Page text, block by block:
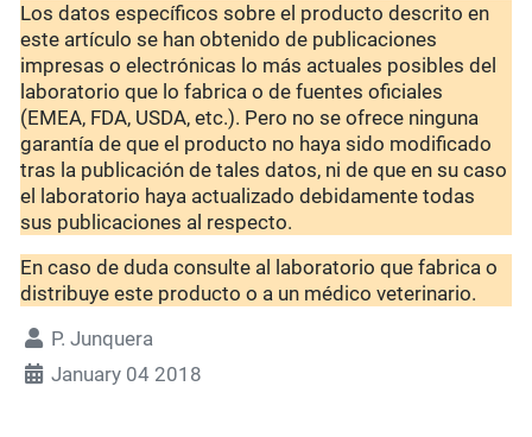
Los datos específicos sobre el producto descrito en
este artículo se han obtenido de publicaciones
impresas o electrónicas lo más actuales posibles del
laboratorio que lo fabrica o de fuentes oficiales
(EMEA, FDA, USDA, etc.). Pero no se ofrece ninguna
garantía de que el producto no haya sido modificado
tras la publicación de tales datos, ni de que en su caso
el laboratorio haya actualizado debidamente todas
sus publicaciones al respecto.
En caso de duda consulte al laboratorio que fabrica o
distribuye este producto o a un médico veterinario.
P. Junquera
January 04 2018